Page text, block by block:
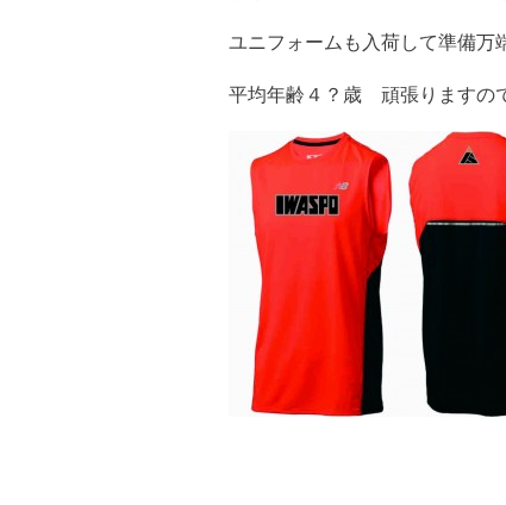
ユニフォームも入荷して準備万
平均年齢４？歳 頑張りますの